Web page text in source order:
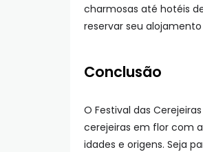
charmosas até hotéis
reservar seu
Conclusão
O Festival das
cerejeiras em flor com
idades e origens. Seja